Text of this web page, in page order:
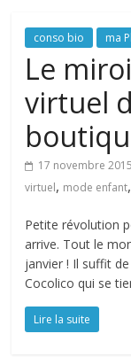
de
toute
famille
conso bio ma
Le
virtuel
17 novembre 2015
virtuel, mode enfant,
Petite révolution
arrive. Tout le
janvier ! Il suffit
Cocolico qui se
Lire la suite